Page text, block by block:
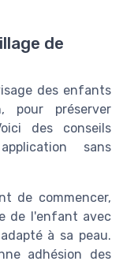
de
des enfants
pour préserver
des conseils
sans
de commencer,
de l'enfant avec
à sa peau.
adhésion des